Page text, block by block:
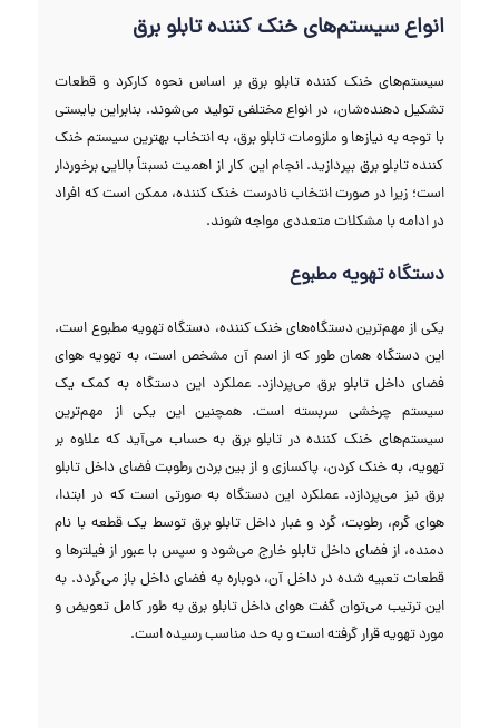
انواع سیستم‌های خنک کننده تابلو برق
سیستم‌های خنک کننده تابلو برق بر اساس نحوه کارکرد و قطعات
تشکیل دهنده‌شان، در انواع مختلفی تولید می‌شوند. بنابراین بایستی
با توجه به نیاز‌ها و ملزومات تابلو برق، به انتخاب بهترین سیستم خنک
کننده تابلو برق بپردازید. انجام این کار از اهمیت نسبتاً بالایی برخوردار
است؛ زیرا در صورت انتخاب نادرست خنک کننده، ممکن است که افراد
در ادامه با مشکلات متعددی مواجه شوند.
دستگاه تهویه مطبوع
یکی از مهم‌ترین دستگاه‌های خنک کننده، دستگاه تهویه مطبوع است.
این دستگاه همان طور که از اسم آن مشخص است، به تهویه هوای
فضای داخل تابلو برق می‌پردازد. عملکرد این دستگاه به کمک یک
سیستم چرخشی سربسته است. همچنین این یکی از مهم‌ترین
سیستم‌های خنک کننده در تابلو برق به حساب می‌آید که علاوه بر
تهویه، به خنک کردن، پاکسازی و از بین بردن رطوبت فضای داخل تابلو
برق نیز می‌پردازد. عملکرد این دستگاه به صورتی است که در ابتدا،
هوای گرم، رطوبت، گرد و غبار داخل تابلو برق توسط یک قطعه با نام
دمنده، از فضای داخل تابلو خارج می‌شود و سپس با عبور از فیلتر‌ها و
قطعات تعبیه شده در داخل آن، دوباره به فضای داخل باز می‌گردد. به
این ترتیب می‌توان گفت هوای داخل تابلو برق به طور کامل تعویض و
مورد تهویه قرار گرفته است و به حد مناسب رسیده است.